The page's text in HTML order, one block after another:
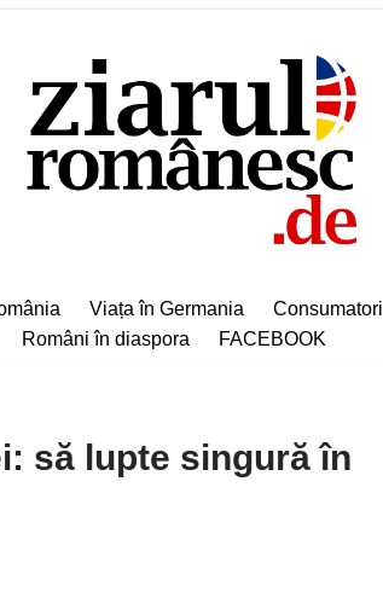
Viața în Germania Consumatori
Români în diaspora FACEBOOK
să lupte singură în